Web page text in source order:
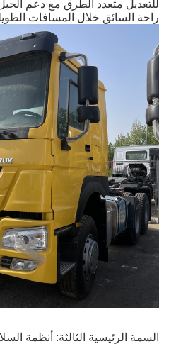
للتعديل متعدد الطرق مع دعم
راحة السائق خلال المسافات
السمة الرئيسية الثالثة: أنظمة